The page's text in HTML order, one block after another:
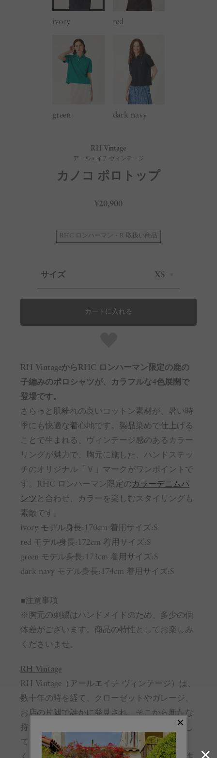
ivory red
green dark navy
RH Vintage
アールエイチ ヴィンテージ
カノコ ポロトップ
¥20,900
RHC ロンハーマン・R 取扱い商品
サイズ XS
カートに入れる
RH VintageからRHC ロンハーマン限定の鹿の
子編みのポロシャツが、カラフルな4色展開で
登場です。
さらっと肌離れの良いコットン素材が、暑い時
季にも快適な着心地です。製品染めで仕上げる
ことで生まれる、ヴィンテージ感のあるカラー
リングが魅力で、胸元に施した、ハンドステッ
チのオリジナル「Ｖ」マークがワンポイントで
す。RHC ロンハーマン限定のカラーデニムパ
ンツ と合わせ、カラーを楽しむスタイリングも
素敵です。
ivory モデル身長:170cm 着用サイズ:S
red モデル身長:172cm 着用サイズ:S
green モデル身長:173cm 着用サイズ:S
dark navy モデル身長:174cm 着用サイズ:S
■注意事項
※胸元の刺繍はハンドメイドのため、多少の個
体差がございます。商品の特性としてお楽しみ
くださいませ。
RH Vintage
RH Vintage（アールエイチ ヴィンテージ）は、
数十年の時を経て、クローゼットやガレージ、
お店の片隅で誰かに発見され、そこから新たな
持ち主とともに、新しい服の命が始まる。そし
て、またいつか、違う人に引き継がれてい